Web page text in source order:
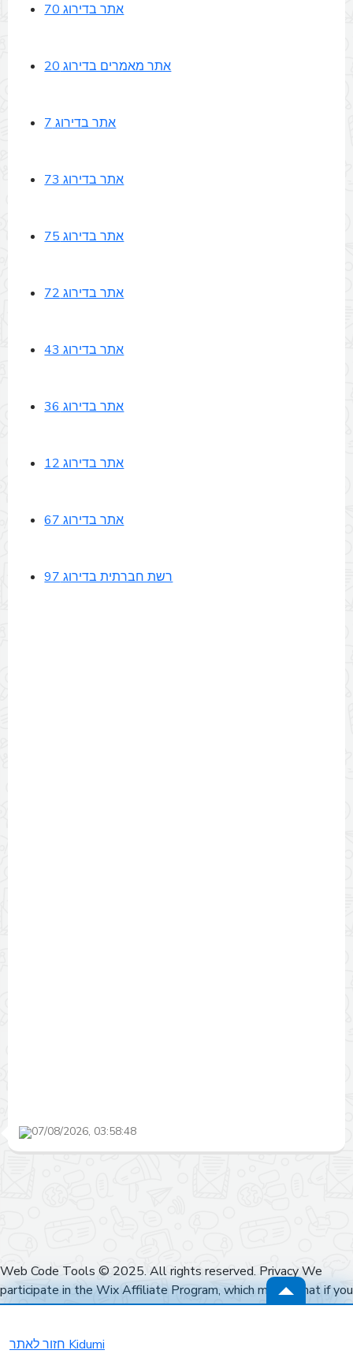
אתר בדירוג 70
אתר מאמרים בדירוג 20
אתר בדירוג 7
אתר בדירוג 73
אתר בדירוג 75
אתר בדירוג 72
אתר בדירוג 43
אתר בדירוג 36
אתר בדירוג 12
אתר בדירוג 67
רשת חברתית בדירוג 97
07/08/2026, 03:58:48
חזור לאתר Kidumi
Web Code Tools © 2025. All rights reserved. Privacy We
participate in the Wix Affiliate Program, which means that if you
click on a link to Wix and sign up for their services, we may earn
based on our genuine experience and expertise with their